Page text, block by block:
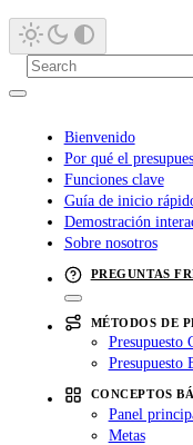
Bienvenido
Por qué el
Funciones clave
Guía de inicio
Demostración
Sobre nosotros
PREGUNTAS
MÉTODOS DE
Presupuesto
Presupuesto
CONCEPTOS
Panel
Metas